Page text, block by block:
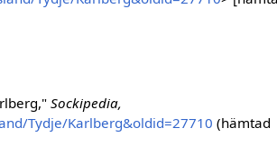
Sockipedia,
Tydje/Karlberg&oldid=27710 (hämtad